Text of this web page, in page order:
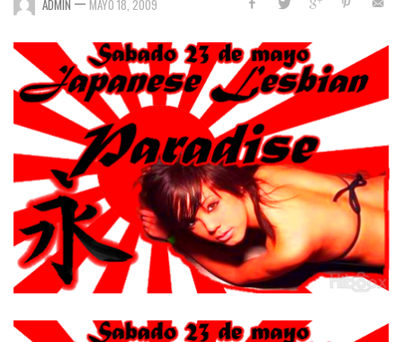
ADMIN MAYO 18, 2009